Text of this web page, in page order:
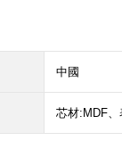
中國
芯材:MDF